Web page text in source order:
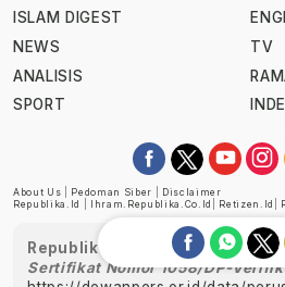
ISLAM DIGEST
NEWS
ANALISIS
SPORT
TV
About Us Pedoman Siber
Disclaimer
Republika.id
Ihram.republika.co.id Retizen.id
Republika telah diverifikasi
Sertifikat Nomor 1058/DP-